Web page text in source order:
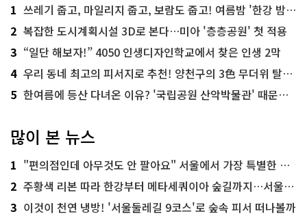
1 쓰레기 줍고, 마일리지 줍고, 보람도 줍고! 여름밤 '한강 밤마실 줍깅'
2 복잡한 도시계획시설 3D로 본다…미아 '층층공원' 첫 적용
3 “일단 해보자!” 4050 인생디자인학교에서 찾은 인생 2막
4 우리 동네 최고의 피서지로 추천! 양천구의 3色 무더위 탈출 명소
5 한여름에 등산 다녀온 이유? '국립공원 산악박물관' 때문이죠!
많이 본 뉴스
1 "편의점인데 아무것도 안 팔아요" 서울에서 가장 특별한 편의점의 정체
2 주황색 리본 따라 한강부터 메타세쿼이아 숲길까지…서울둘레길 15코스
3 이것이 천연 냉방! '서울둘레길 9코스'로 숲속 피서 떠나볼까